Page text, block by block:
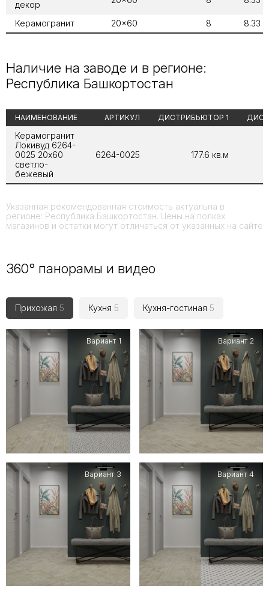
декор
Керамогранит 20x60 8 8.33
Наличие на заводе и в регионе:
Республика Башкортостан
НАИМЕНОВАНИЕ АРТИКУЛ ДИСТРИБЬЮТОР 1
Керамогранит
Локивуд 6264-
0025 20x60
светло-
бежевый
6264-0025 177.6 кв.м
Указанная рекомендованная стоимость актуальна в
регионе: Республика Башкортостан. Цены на полках
магазинов и остатки могут отличаться от указанных на сайте
360° панорамы и видео
Прихожая 5 Кухня 5 Кухня-гостиная 5
Вариант 1 Вариант 2
Вариант 3 Вариант 4